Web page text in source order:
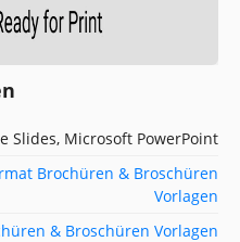
Slides, Microsoft PowerPoint
Brochüren & Broschüren
Vorlagen
& Broschüren Vorlagen